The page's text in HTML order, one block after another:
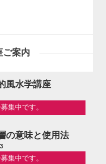
ご案内
風水学講座
集中です。
の意味と使用法
集中です。